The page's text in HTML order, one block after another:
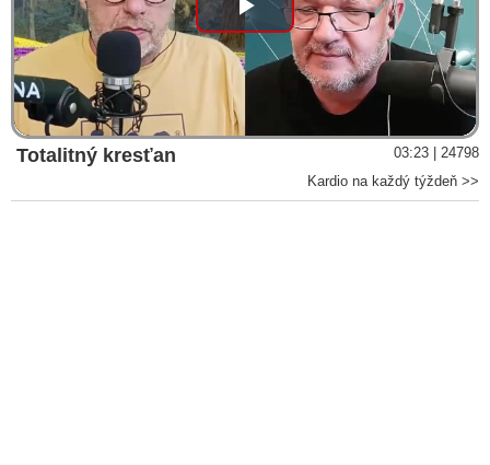
Play
Video
Totalitný kresťan
03:23 | 24798
Kardio na každý týždeň >>